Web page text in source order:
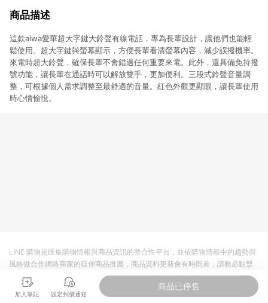
商品描述
這款aiwa愛華超大字鍵大鈴聲有線電話，專為長輩設計，讓他們也能輕
鬆使用。超大字鍵與螢幕顯示，方便長輩看清螢幕內容，減少誤撥機率。
來電時超大鈴聲，確保長輩不會錯過任何重要來電。此外，還具備免持撥
號功能，讓長輩在通話時可以解放雙手，更加便利。三段式鈴聲音量調
整，可根據個人需求調整至最舒適的音量。紅色外觀更顯眼，讓長輩使用
時心情愉悅。
加入筆記 設定到價通知
商品已停售
LINE 購物是匯集購物情報與商品資訊的整合性平台，並依購物情報中的趨勢與
風格做合作網路商家的延伸商品推薦，商品資料更新會有時間差，請務必點擊
商品至各合作網路商家，確認現售價與購物條件，一切資訊以合作廠商網頁為
準。